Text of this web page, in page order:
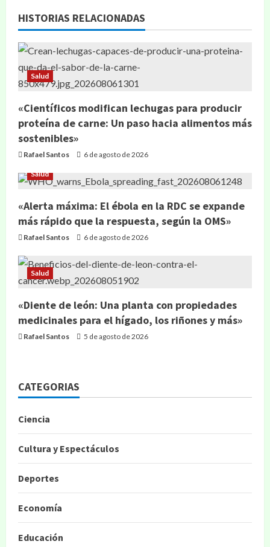
HISTORIAS RELACIONADAS
Salud
«Científicos modifican lechugas para producir
proteína de carne: Un paso hacia alimentos más
sostenibles»
Rafael Santos 6 de agosto de 2026
Salud
«Alerta máxima: El ébola en la RDC se expande
más rápido que la respuesta, según la OMS»
Rafael Santos 6 de agosto de 2026
Salud
«Diente de león: Una planta con propiedades
medicinales para el hígado, los riñones y más»
Rafael Santos 5 de agosto de 2026
CATEGORIAS
Ciencia
Cultura y Espectáculos
Deportes
Economía
Educación